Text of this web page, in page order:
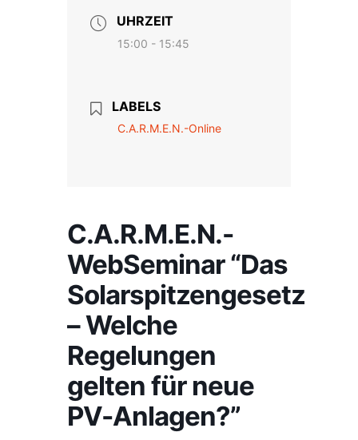
UHRZEIT
15:00 - 15:45
LABELS
C.A.R.M.E.N.-Online
C.A.R.M.E.N.-
WebSeminar “Das
Solarspitzengesetz
– Welche
Regelungen
gelten für neue
PV-Anlagen?”